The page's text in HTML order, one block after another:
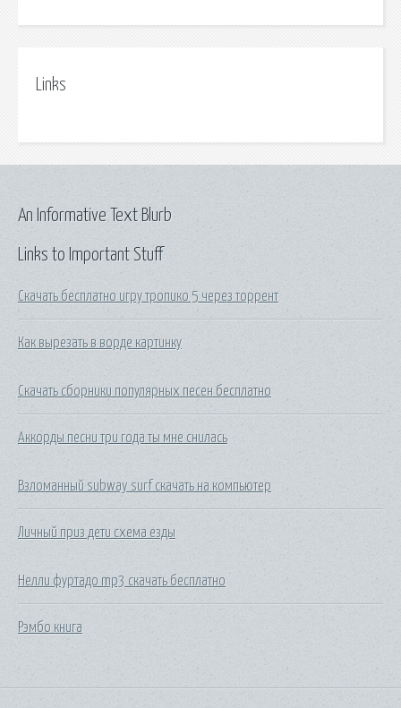
Links
Links to Important Stuff
Скачать бесплатно игру тропико 5 через торрент
Как вырезать в ворде картинку
Скачать сборники популярных песен бесплатно
Аккорды песни три года ты мне снилась
Взломанный subway surf скачать на компьютер
Личный приз дети схема езды
Нелли фуртадо mp3 скачать бесплатно
Рэмбо книга
An Informative Text Blurb